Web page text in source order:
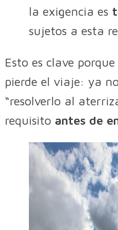
la exigencia es
sujetos a esta
Esto es clave
pierde el viaje: ya
“resolverlo al
requisito antes de